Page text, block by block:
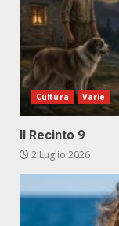
Cultura Varie
Il Recinto 9
2 Luglio 2026